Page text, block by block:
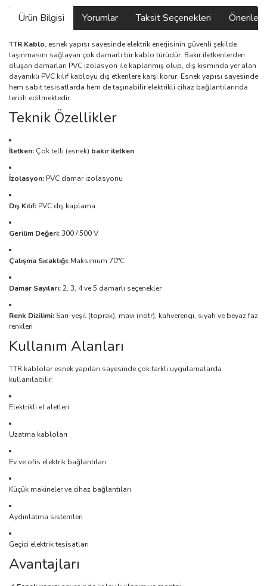
Ürün Bilgisi Yorumlar Taksit Seçenekleri
TTR Kablo, esnek yapısı sayesinde elektrik enerjisinin güvenli şekilde
taşınmasını sağlayan çok damarlı bir kablo türüdür. Bakır iletkenlerden
oluşan damarları PVC izolasyon ile kaplanmış olup, dış kısmında yer alan
dayanıklı PVC kılıf kabloyu dış etkenlere karşı korur. Esnek yapısı sayesinde
hem sabit tesisatlarda hem de taşınabilir elektrikli cihaz bağlantılarında
tercih edilmektedir.
Teknik Özellikler
İletken: Çok telli (esnek) bakır iletken
İzolasyon: PVC damar izolasyonu
Dış Kılıf: PVC dış kaplama
Gerilim Değeri:300 / 500 V
Çalışma Sıcaklığı: Maksimum 70°C
Damar Sayıları:2, 3, 4 ve 5 damarlı seçenekler
Renk Dizilimi:Sarı-yeşil (toprak), mavi (nötr), kahverengi, siyah ve beyaz faz
renkleri
Kullanım Alanları
TTR kablolar esnek yapıları sayesinde çok farklı uygulamalarda
kullanılabilir:
Elektrikli el aletleri
Uzatma kabloları
Ev ve ofis elektrik bağlantıları
Küçük makineler ve cihaz bağlantıları
Aydınlatma sistemleri
Geçici elektrik tesisatları
Avantajları